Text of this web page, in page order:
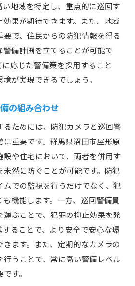
い地域を特定し、重点的に巡回す
効果が期待できます。また、地域
で、住民からの防犯情報を得る
警備計画を立てることが可能で
応じた警備策を採用すること
が実現できるでしょう。
の組み合わせ
るためには、防犯カメラと巡回警
重要です。群馬県沼田市屋形原
や住宅において、両者を併用す
未然に防ぐことが可能です。防犯
ムでの監視を行うだけでなく、犯
機能します。一方、巡回警備員
運ぶことで、犯罪の抑止効果を発
ることで、より安全で安心な環
ます。また、定期的なカメラの
行うことで、常に高い警備レベル
す。